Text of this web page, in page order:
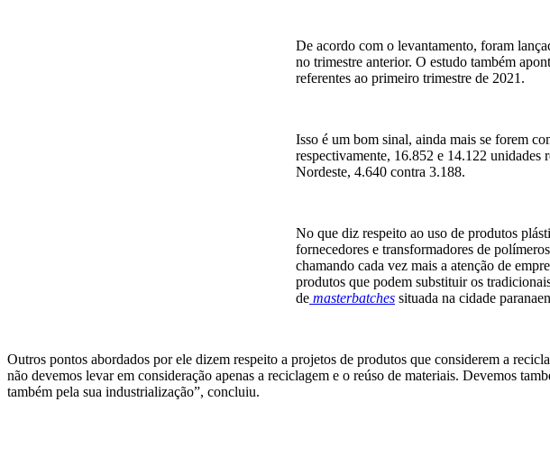
De acordo com o levantamento, foram
no trimestre anterior. O estudo também
referentes ao primeiro trimestre de 2021.
Isso é um bom sinal, ainda mais se forem
respectivamente, 16.852 e 14.122
Nordeste, 4.640 contra 3.188.
No que diz respeito ao uso de produtos
fornecedores e transformadores de
chamando cada vez mais a atenção de
produtos que podem substituir os
de masterbatches situada na cidade
Outros pontos abordados por ele dizem respeito a projetos de produtos que considerem a
não devemos levar em consideração apenas a reciclagem e o reúso de materiais. Devemos
também pela sua industrialização”, concluiu.